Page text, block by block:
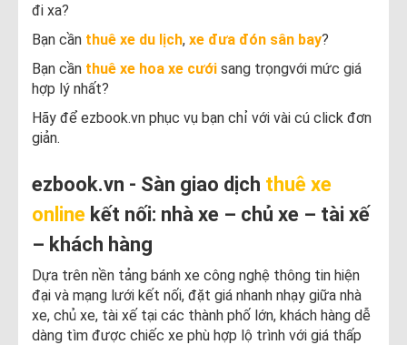
đi xa?
Bạn cần thuê xe du lịch, xe đưa đón sân bay?
Bạn cần thuê xe hoa xe cưới sang trọngvới mức giá
hợp lý nhất?
Hãy để ezbook.vn phục vụ bạn chỉ với vài cú click đơn
giản.
ezbook.vn - Sàn giao dịch thuê xe
online kết nối: nhà xe – chủ xe – tài xế
– khách hàng
Dựa trên nền tảng bánh xe công nghệ thông tin hiện
đại và mạng lưới kết nối, đặt giá nhanh nhạy giữa nhà
xe, chủ xe, tài xế tại các thành phố lớn, khách hàng dễ
dàng tìm được chiếc xe phù hợp lộ trình với giá thấp